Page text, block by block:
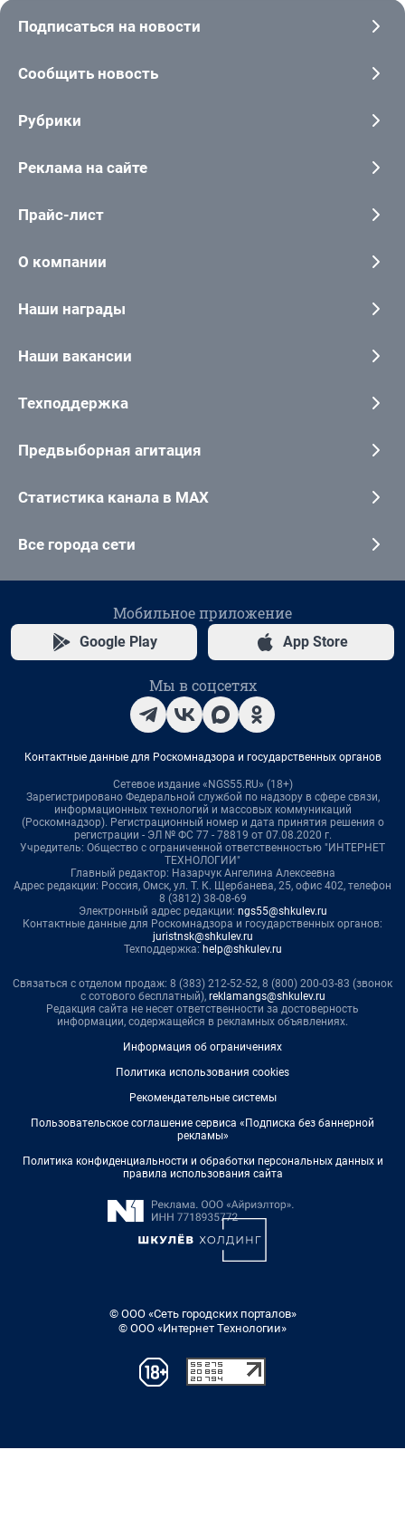
Подписаться на новости
Сообщить новость
Рубрики
Реклама на сайте
Прайс-лист
О компании
Наши награды
Наши вакансии
Техподдержка
Предвыборная агитация
Статистика канала в MAX
Все города сети
Мобильное приложение
Google Play App Store
Мы в соцсетях
Контактные данные для Роскомнадзора и государственных органов
Сетевое издание «NGS55.RU» (18+)
Зарегистрировано Федеральной службой по надзору в сфере связи,
информационных технологий и массовых коммуникаций
(Роскомнадзор). Регистрационный номер и дата принятия решения о
регистрации - ЭЛ № ФС 77 - 78819 от 07.08.2020 г.
Учредитель: Общество с ограниченной ответственностью "ИНТЕРНЕТ
ТЕХНОЛОГИИ"
Главный редактор: Назарчук Ангелина Алексеевна
Адрес редакции: Россия, Омск, ул. Т. К. Щербанева, 25, офис 402, телефон
8 (3812) 38-08-69
Электронный адрес редакции: ngs55@shkulev.ru
Контактные данные для Роскомнадзора и государственных органов:
juristnsk@shkulev.ru
Техподдержка: help@shkulev.ru
Связаться с отделом продаж: 8 (383) 212-52-52, 8 (800) 200-03-83 (звонок
с сотового бесплатный), reklamangs@shkulev.ru
Редакция сайта не несет ответственности за достоверность
информации, содержащейся в рекламных объявлениях.
Информация об ограничениях
Политика использования cookies
Рекомендательные системы
Пользовательское соглашение сервиса «Подписка без баннерной
рекламы»
Политика конфиденциальности и обработки персональных данных и
правила использования сайта
© ООО «Сеть городских порталов»
© ООО «Интернет Технологии»